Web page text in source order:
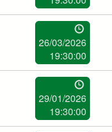
26/03/2026
19:30:00
29/01/2026
19:30:00